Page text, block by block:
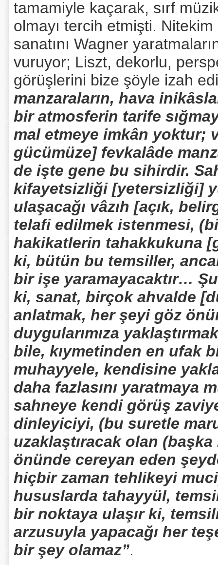
tamamiyle kaçarak, sırf
olmayı tercih etmişti.
sanatını Wagner
vuruyor; Liszt, dekorlu,
görüşlerini bize şöyle izah
manzaraların, hava
bir atmosferin tarife
mal etmeye imkân yoktur;
gücümüze] fevkalâde
de işte gene bu sihirdir.
kifayetsizliği [yetersizliği]
ulaşacağı vâzıh [açık,
telafi edilmek istenmesi,
hakikatlerin tahakkukuna
ki, bütün bu temsiller,
bir işe yaramayacaktır…
ki, sanat, birçok ahvalde
anlatmak, her şeyi göz
duygularımıza
bile, kıymetinden en ufak
muhayyele, kendisine
daha fazlasını yaratmaya
sahneye kendi görüş
dinleyiciyi, (bu suretle
uzaklaştıracak olan
önünde cereyan eden
hiçbir zaman tehlikeyi
hususlarda tahayyül,
bir noktaya ulaşır ki,
arzusuyla yapacağı her
bir şey olamaz”.